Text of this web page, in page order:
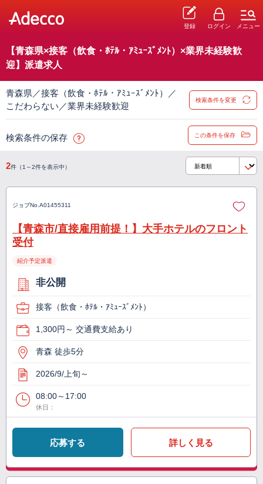
登録 ログイン メニュー
【青森県×接客（飲食・ﾎﾃﾙ・ｱﾐｭｰｽﾞﾒﾝﾄ）×業界未経験歓
迎】派遣求人
青森県／接客（飲食・ﾎﾃﾙ・ｱﾐｭｰｽﾞﾒﾝﾄ）／
こだわらない／業界未経験歓迎
検索条件を変更
検索条件の保存 この条件を保存
2件（1～2件を表示中）
ジョブNo. A01455311
【青森市/直接雇用前提！】大手ホテルのフロント
受付
紹介予定派遣
非公開
接客（飲食・ﾎﾃﾙ・ｱﾐｭｰｽﾞﾒﾝﾄ）
1,300円～ 交通費支給あり
青森 徒歩5分
2026/9/上旬～
08:00～17:00
休日：
応募する 詳しく見る